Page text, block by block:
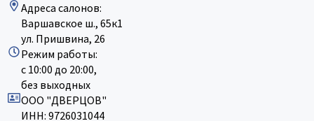
Адреса салонов:
Варшавское ш., 65к1
ул. Пришвина, 26
Режим работы:
с 10:00 до 20:00,
без выходных
ООО "ДВЕРЦОВ"
ИНН: 9726031044